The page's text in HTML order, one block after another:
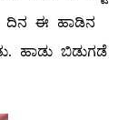
ದಿನ ಈ ಹಾಡಿನ
ಹಾಡು ಬಿಡುಗಡೆ